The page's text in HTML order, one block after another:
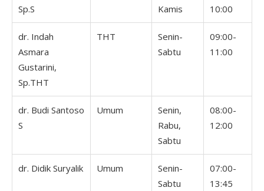
Sp.S
Kamis
10:00
dr. Indah
Asmara
Gustarini,
Sp.THT
THT
Senin-
Sabtu
09:00-
11:00
dr. Budi Santoso
S
Umum
Senin,
Rabu,
Sabtu
08:00-
12:00
dr. Didik Suryalik Umum
Senin-
Sabtu
07:00-
13:45